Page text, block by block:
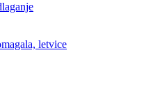
letvice